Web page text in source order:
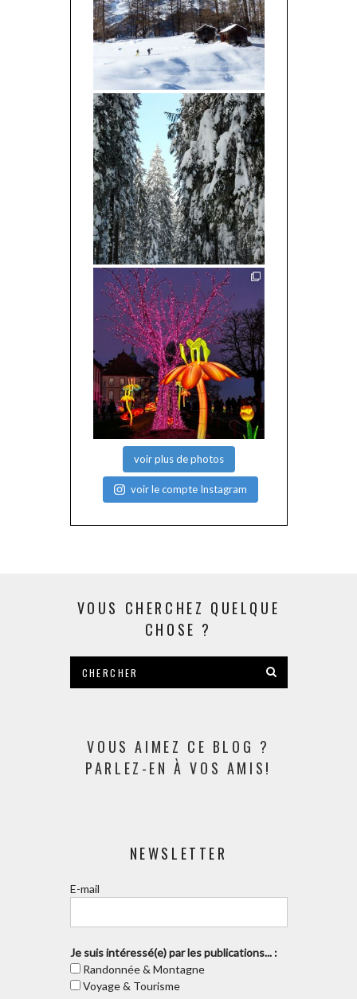
voir plus de photos
voir le compte Instagram
VOUS CHERCHEZ QUELQUE
CHOSE ?
VOUS AIMEZ CE BLOG ?
PARLEZ-EN À VOS AMIS!
NEWSLETTER
E-mail
Je suis intéressé(e) par les publications... :
Randonnée & Montagne
Voyage & Tourisme